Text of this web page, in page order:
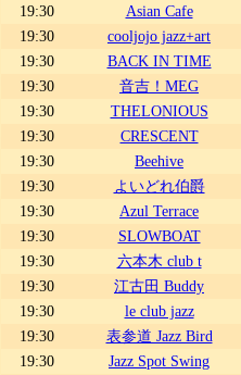
19:30
Asian Cafe
19:30
cooljojo jazz+art
19:30
BACK IN TIME
19:30
音吉！MEG
19:30
THELONIOUS
19:30
CRESCENT
19:30
Beehive
19:30
よいどれ伯爵
19:30
Azul Terrace
19:30
SLOWBOAT
19:30
六本木 club t
19:30
江古田 Buddy
19:30
le club jazz
19:30
表参道 Jazz Bird
19:30
Jazz Spot Swing